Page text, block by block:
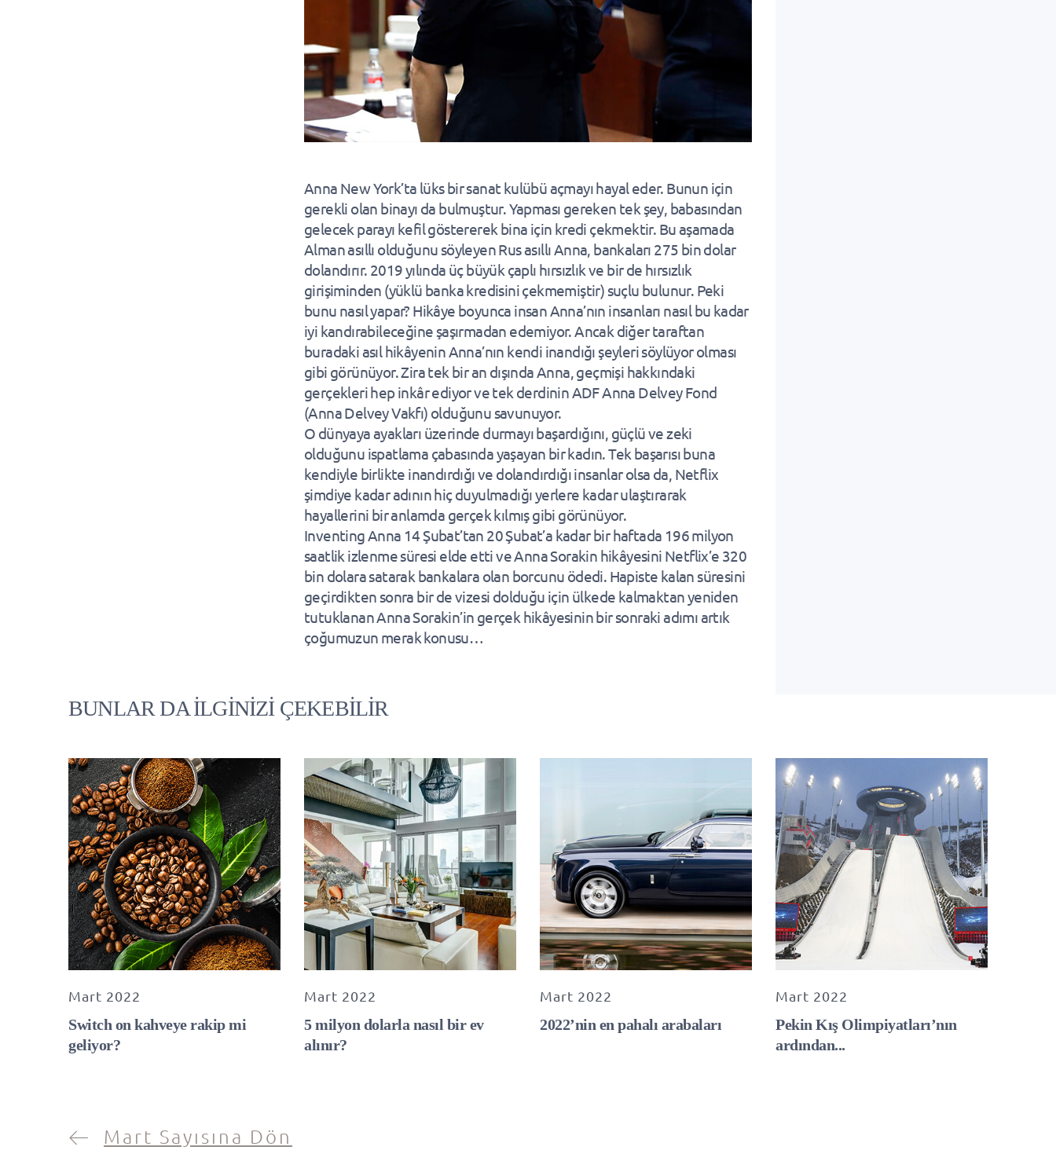
Anna New York’ta lüks bir sanat kulübü açmayı hayal eder. Bunun için
gerekli olan binayı da bulmuştur. Yapması gereken tek şey, babasından
gelecek parayı kefil göstererek bina için kredi çekmektir. Bu aşamada
Alman asıllı olduğunu söyleyen Rus asıllı Anna, bankaları 275 bin dolar
dolandırır. 2019 yılında üç büyük çaplı hırsızlık ve bir de hırsızlık
girişiminden (yüklü banka kredisini çekmemiştir) suçlu bulunur. Peki
bunu nasıl yapar? Hikâye boyunca insan Anna’nın insanları nasıl bu kadar
iyi kandırabileceğine şaşırmadan edemiyor. Ancak diğer taraftan
buradaki asıl hikâyenin Anna’nın kendi inandığı şeyleri söylüyor olması
gibi görünüyor. Zira tek bir an dışında Anna, geçmişi hakkındaki
gerçekleri hep inkâr ediyor ve tek derdinin ADF Anna Delvey Fond
(Anna Delvey Vakfı) olduğunu savunuyor.
O dünyaya ayakları üzerinde durmayı başardığını, güçlü ve zeki
olduğunu ispatlama çabasında yaşayan bir kadın. Tek başarısı buna
kendiyle birlikte inandırdığı ve dolandırdığı insanlar olsa da, Netflix
şimdiye kadar adının hiç duyulmadığı yerlere kadar ulaştırarak
hayallerini bir anlamda gerçek kılmış gibi görünüyor.
Inventing Anna 14 Şubat’tan 20 Şubat’a kadar bir haftada 196 milyon
saatlik izlenme süresi elde etti ve Anna Sorakin hikâyesini Netflix’e 320
bin dolara satarak bankalara olan borcunu ödedi. Hapiste kalan süresini
geçirdikten sonra bir de vizesi dolduğu için ülkede kalmaktan yeniden
tutuklanan Anna Sorakin’in gerçek hikâyesinin bir sonraki adımı artık
çoğumuzun merak konusu…
BUNLAR DA İLGİNİZİ ÇEKEBİLİR
Mart 2022
Switch on kahveye rakip mi
geliyor?
Mart 2022
5 milyon dolarla nasıl bir ev
alınır?
Mart 2022
2022’nin en pahalı arabaları
Mart 2022
Pekin Kış Olimpiyatları’nın
ardından...
Mart Sayısına Dön